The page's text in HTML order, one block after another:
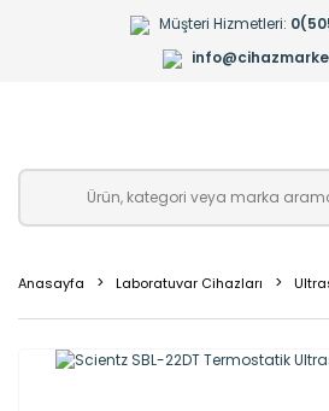
Müşteri Hizmetleri:
Anasayfa Laboratuvar Cihazları